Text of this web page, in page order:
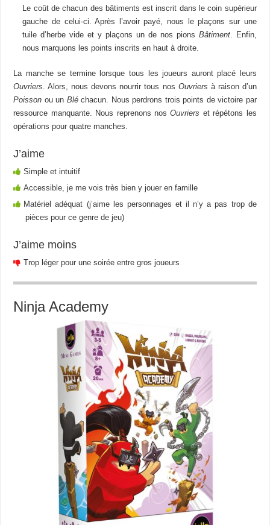
Le coût de chacun des bâtiments est inscrit dans le coin supérieur
gauche de celui-ci. Après l’avoir payé, nous le plaçons sur une
tuile d’herbe vide et y plaçons un de nos pions Bâtiment. Enfin,
nous marquons les points inscrits en haut à droite.
La manche se termine lorsque tous les joueurs auront placé leurs
Ouvriers . Alors, nous devons nourrir tous nos Ouvriers à raison d’un
Poisson ou un Bléchacun. Nous perdrons trois points de victoire par
ressource manquante. Nous reprenons nosOuvriers et répétons les
opérations pour quatre manches.
J’aime
Simple et intuitif
Accessible, je me vois très bien y jouer en famille
Matériel adéquat (j’aime les personnages et il n’y a pas trop de
pièces pour ce genre de jeu)
J’aime moins
Trop léger pour une soirée entre gros joueurs
Ninja Academy